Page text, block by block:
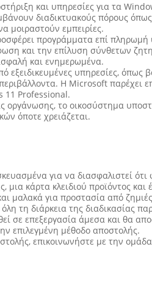
και υπηρεσίες για τα
διαδικτυακούς πόρους
μοιραστούν εμπειρίες.
προγράμματα επί
και την επίλυση σύνθετων
και ενημερωμένα.
εξειδικευμένες υπηρεσίες,
Η Microsoft παρέχει
11 Professional.
οργάνωσης, το οικοσύστημα
όποτε χρειάζεται.
για να διασφαλιστεί
κάρτα κλειδιού προϊόντος και
μαλακά για προστασία από
τη διάρκεια της διαδικασίας
σε επεξεργασία άμεσα και θα
επιλεγμένη μέθοδο αποστολής.
επικοινωνήστε με την